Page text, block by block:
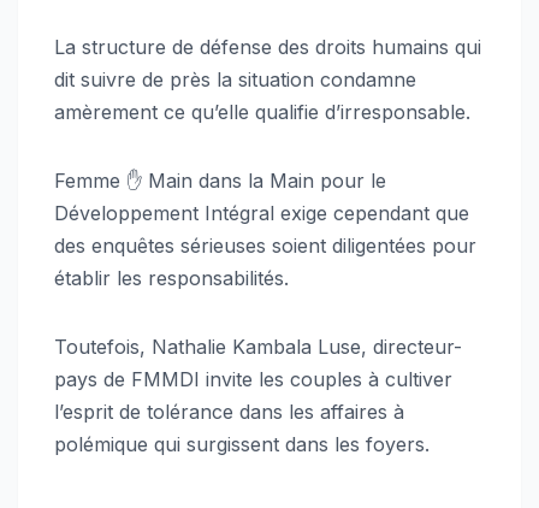
La structure de défense des droits humains qui
dit suivre de près la situation condamne
amèrement ce qu’elle qualifie d’irresponsable.
Femme ✋ Main dans la Main pour le
Développement Intégral exige cependant que
des enquêtes sérieuses soient diligentées pour
établir les responsabilités.
Toutefois, Nathalie Kambala Luse, directeur-
pays de FMMDI invite les couples à cultiver
l’esprit de tolérance dans les affaires à
polémique qui surgissent dans les foyers.